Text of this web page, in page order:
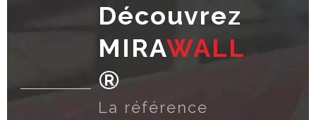
Découvrez
MIRAWALL
®
La référence